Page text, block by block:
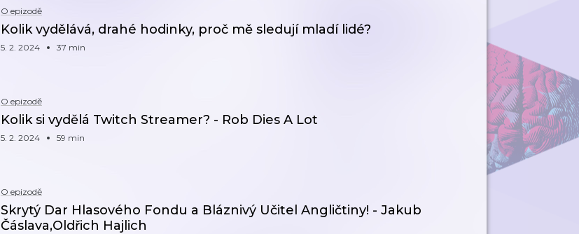
O epizodě
Kolik vydělává, drahé hodinky, proč mě sledují mladí lidé?
5. 2. 2024 37 min
O epizodě
Kolik si vydělá Twitch Streamer? - Rob Dies A Lot
5. 2. 2024 59 min
O epizodě
Skrytý Dar Hlasového Fondu a Bláznivý Učitel Angličtiny! - Jakub
Čáslava,Oldřich Hajlich